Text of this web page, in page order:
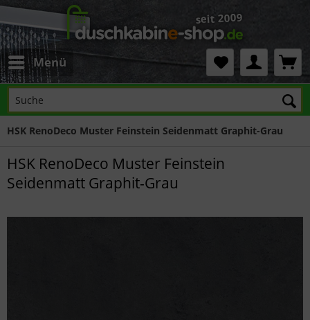
Menü
HSK RenoDeco Muster Feinstein Seidenmatt Graphit-Grau
HSK RenoDeco Muster Feinstein
Seidenmatt Graphit-Grau